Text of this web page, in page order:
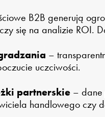
B2B generują
się na analizie ROI.
–
uczciwości.
partnerskie – dane
handlowego czy